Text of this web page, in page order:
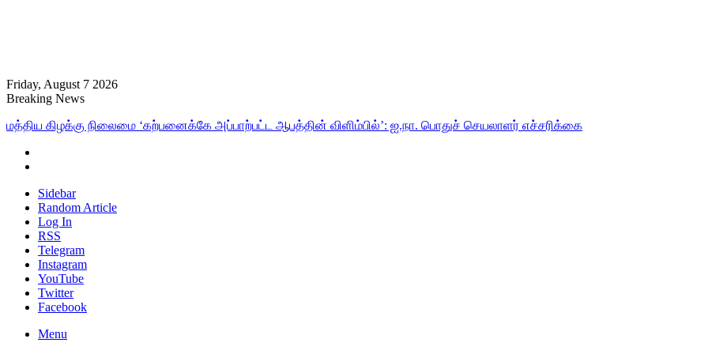
Friday, August 7 2026
Breaking News
மத்திய கிழக்கு நிலைமை ‘கற்பனைக்கே அப்பாற்பட்ட ஆபத்தின் விளிம்பில்’: ஐ.நா. பொதுச் செயலாளர் எச்சரிக்கை
Sidebar
Random Article
Log In
RSS
Telegram
Instagram
YouTube
Twitter
Facebook
Menu